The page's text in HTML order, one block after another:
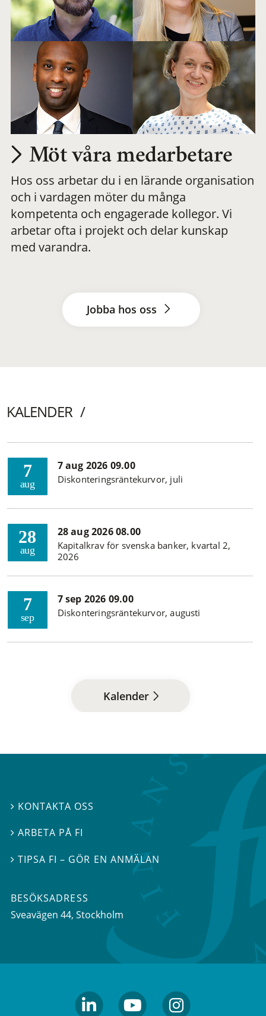
Möt våra medarbetare
Hos oss arbetar du i en lärande organisation
och i vardagen möter du många
kompetenta och engagerade kollegor. Vi
arbetar ofta i projekt och delar kunskap
med varandra.
Jobba hos oss
KALENDER
7
aug
7 aug 2026 09.00
Diskonteringsräntekurvor, juli
28
aug
28 aug 2026 08.00
Kapitalkrav för svenska banker, kvartal 2,
2026
7
sep
7 sep 2026 09.00
Diskonteringsräntekurvor, augusti
Kalender
 KONTAKTA OSS
ARBETA PÅ FI
TIPSA FI – GÖR EN ANMÄLAN
BESÖKSADRESS
Sveavägen 44, Stockholm